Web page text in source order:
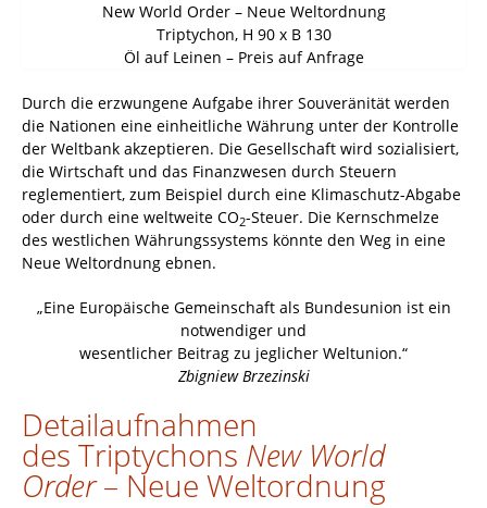
New World Order – Neue Weltordnung
Triptychon, H 90 x B 130
Öl auf Leinen – Preis auf Anfrage
Durch die erzwungene Aufgabe ihrer Souveränität werden
die Nationen eine einheitliche Währung unter der Kontrolle
der Weltbank akzeptieren. Die Gesellschaft wird sozialisiert,
die Wirtschaft und das Finanzwesen durch Steuern
reglementiert, zum Beispiel durch eine Klimaschutz-Abgabe
oder durch eine weltweite CO2-Steuer. Die Kernschmelze
des westlichen Währungssystems könnte den Weg in eine
Neue Weltordnung ebnen.
„Eine Europäische Gemeinschaft als Bundesunion ist ein
notwendiger und
wesentlicher Beitrag zu jeglicher Weltunion.“
Zbigniew Brzezinski
Detailaufnahmen
des Triptychons New World
Order– Neue Weltordnung